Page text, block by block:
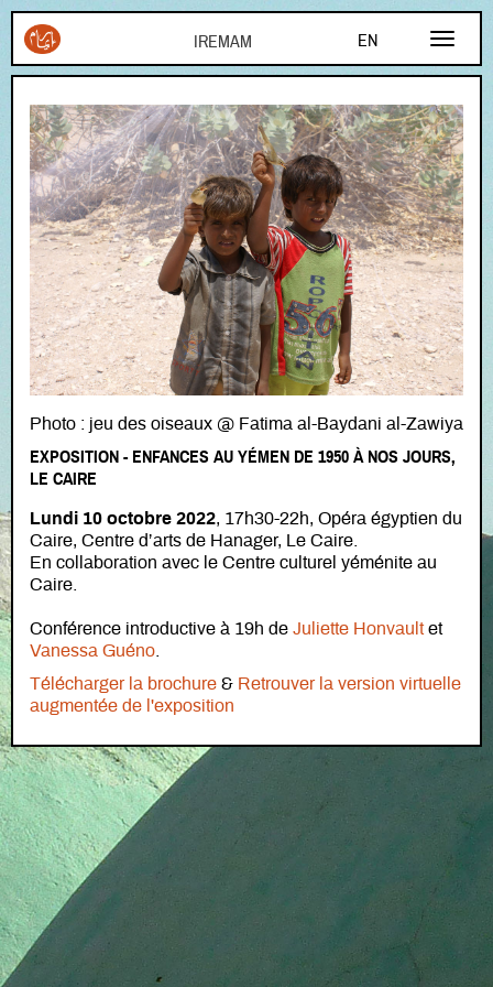
EN
FR
AR
Aller au contenu principal
Photo : jeu des oiseaux @ Fatima al-Baydani al-Zawiya
EXPOSITION - ENFANCES AU YÉMEN DE 1950 À NOS JOURS,
LE CAIRE
Lundi 10 octobre 2022, 17h30-22h, Opéra égyptien du
Caire, Centre d’arts de Hanager, Le Caire.
En collaboration avec le Centre culturel yéménite au
Caire.
Conférence introductive à 19h de Juliette Honvaultet
Vanessa Guéno
Télécharger la brochure & Retrouver la version virtuelle
augmentée de l'exposition